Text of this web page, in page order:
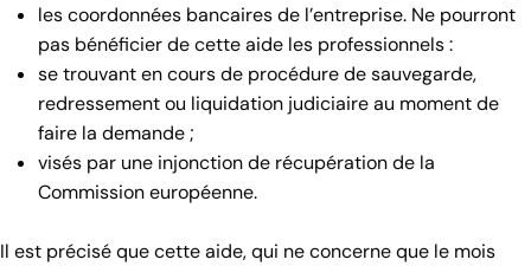
les coordonnées bancaires de l’entreprise. Ne pourront
pas bénéficier de cette aide les professionnels :
se trouvant en cours de procédure de sauvegarde,
redressement ou liquidation judiciaire au moment de
faire la demande ;
visés par une injonction de récupération de la
Commission européenne.
Il est précisé que cette aide, qui ne concerne que le mois